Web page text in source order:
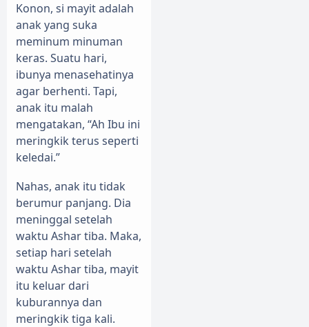
Konon, si mayit adalah
anak yang suka
meminum minuman
keras. Suatu hari,
ibunya menasehatinya
agar berhenti. Tapi,
anak itu malah
mengatakan, “Ah Ibu ini
meringkik terus seperti
keledai.”
Nahas, anak itu tidak
berumur panjang. Dia
meninggal setelah
waktu Ashar tiba. Maka,
setiap hari setelah
waktu Ashar tiba, mayit
itu keluar dari
kuburannya dan
meringkik tiga kali.